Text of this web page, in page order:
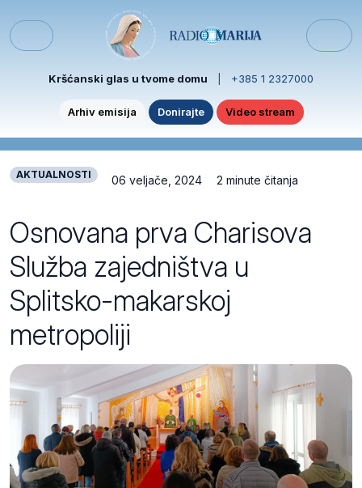
Menu
Kršćanski glas u tvome domu +385 1 2327000
Arhiv emisija Donirajte Video stream
AKTUALNOSTI 06 veljače, 2024 2 minute čitanja
Osnovana prva Charisova
Služba zajedništva u
Splitsko-makarskoj
metropoliji